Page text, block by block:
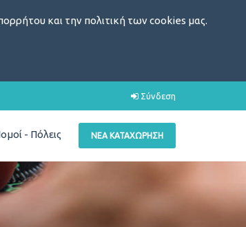
και την πολιτική των cookies μας.
Σύνδεση
ΝΈΑ ΚΑΤΑΧΏΡΗΣΗ
- Πόλεις